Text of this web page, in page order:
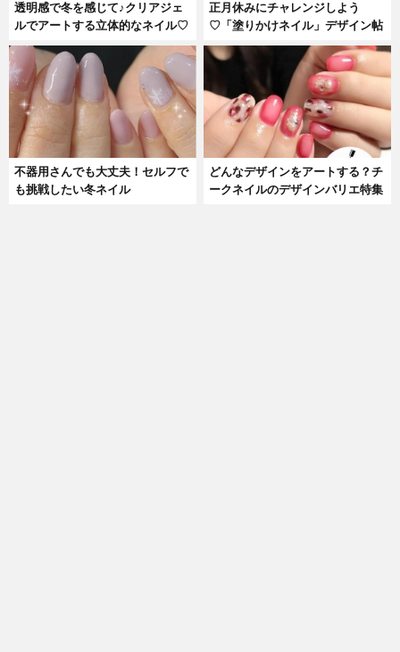
透明感で冬を感じて♪クリアジェ
ルでアートする立体的なネイル♡
正月休みにチャレンジしよう
♡「塗りかけネイル」デザイン帖
不器用さんでも大丈夫！セルフで
も挑戦したい冬ネイル
どんなデザインをアートする？チ
ークネイルのデザインバリエ特集